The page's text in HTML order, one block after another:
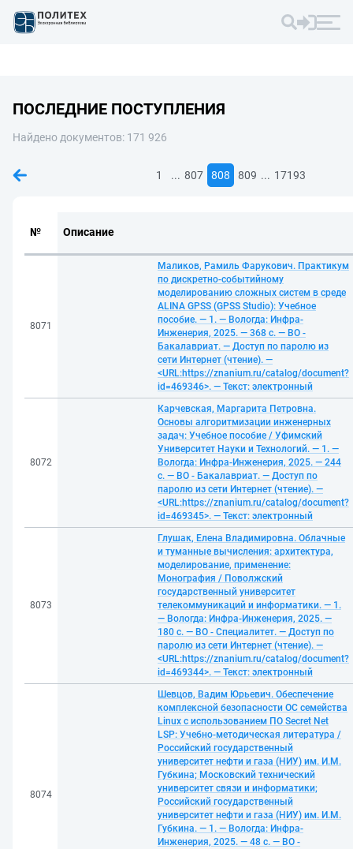
ПОСЛЕДНИЕ ПОСТУПЛЕНИЯ
Найдено документов: 171 926
1 ... 807 808 809 ... 17193
№ Описание
8071
Маликов, Рамиль Фарукович. Практикум
по дискретно-событийному
моделированию сложных систем в среде
ALINA GPSS (GPSS Studio): Учебное
пособие. — 1. — Вологда: Инфра-
Инженерия, 2025. — 368 с. — ВО -
Бакалавриат. — Доступ по паролю из
сети Интернет (чтение). —
<URL:https://znanium.ru/catalog/document?
id=469346>. — Текст: электронный
8072
Карчевская, Маргарита Петровна.
Основы алгоритмизации инженерных
задач: Учебное пособие / Уфимский
Университет Науки и Технологий. — 1. —
Вологда: Инфра-Инженерия, 2025. — 244
с. — ВО - Бакалавриат. — Доступ по
паролю из сети Интернет (чтение). —
<URL:https://znanium.ru/catalog/document?
id=469345>. — Текст: электронный
8073
Глушак, Елена Владимировна. Облачные
и туманные вычисления: архитектура,
моделирование, применение:
Монография / Поволжский
государственный университет
телекоммуникаций и информатики. — 1.
— Вологда: Инфра-Инженерия, 2025. —
180 с. — ВО - Специалитет. — Доступ по
паролю из сети Интернет (чтение). —
<URL:https://znanium.ru/catalog/document?
id=469344>. — Текст: электронный
8074
Шевцов, Вадим Юрьевич. Обеспечение
комплексной безопасности ОС семейства
Linux с использованием ПО Secret Net
LSP: Учебно-методическая литература /
Российский государственный
университет нефти и газа (НИУ) им. И.М.
Губкина; Московский технический
университет связи и информатики;
Российский государственный
университет нефти и газа (НИУ) им. И.М.
Губкина. — 1. — Вологда: Инфра-
Инженерия, 2025. — 48 с. — ВО -